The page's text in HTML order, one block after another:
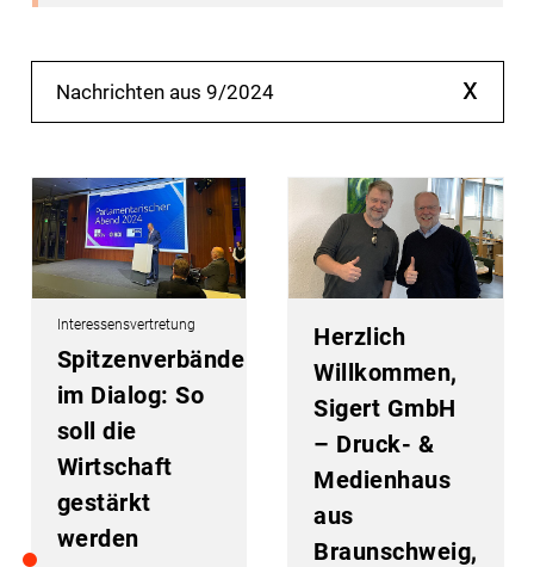
Nachrichten aus 9/2024 x
Interessensvertretung
Spitzenverbände
im Dialog: So
soll die
Wirtschaft
gestärkt
werden
Herzlich
Willkommen,
Sigert GmbH
– Druck- &
Medienhaus
aus
Braunschweig,